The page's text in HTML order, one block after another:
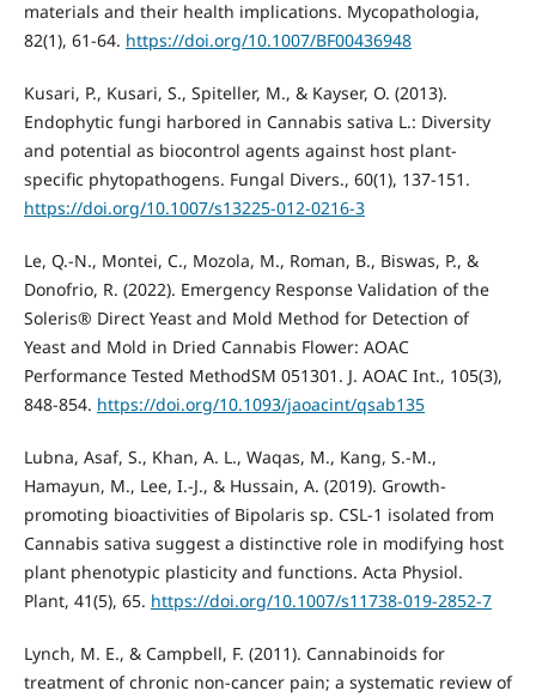
materials and their health implications. Mycopathologia,
82(1), 61-64. https://doi.org/10.1007/BF00436948
Kusari, P., Kusari, S., Spiteller, M., & Kayser, O. (2013).
Endophytic fungi harbored in Cannabis sativa L.: Diversity
and potential as biocontrol agents against host plant-
specific phytopathogens. Fungal Divers., 60(1), 137-151.
https://doi.org/10.1007/s13225-012-0216-3
Le, Q.-N., Montei, C., Mozola, M., Roman, B., Biswas, P., &
Donofrio, R. (2022). Emergency Response Validation of the
Soleris® Direct Yeast and Mold Method for Detection of
Yeast and Mold in Dried Cannabis Flower: AOAC
Performance Tested MethodSM 051301. J. AOAC Int., 105(3),
848-854. https://doi.org/10.1093/jaoacint/qsab135
Lubna, Asaf, S., Khan, A. L., Waqas, M., Kang, S.-M.,
Hamayun, M., Lee, I.-J., & Hussain, A. (2019). Growth-
promoting bioactivities of Bipolaris sp. CSL-1 isolated from
Cannabis sativa suggest a distinctive role in modifying host
plant phenotypic plasticity and functions. Acta Physiol.
Plant, 41(5), 65. https://doi.org/10.1007/s11738-019-2852-7
Lynch, M. E., & Campbell, F. (2011). Cannabinoids for
treatment of chronic non-cancer pain; a systematic review of